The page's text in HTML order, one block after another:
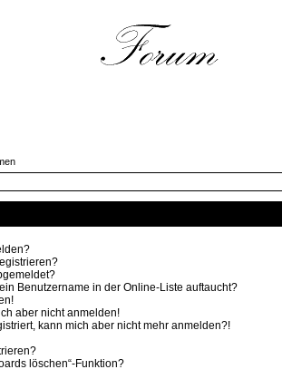
Benutzername in der Online-Liste auftaucht?
aber nicht anmelden!
kann mich aber nicht mehr anmelden?!
löschen“-Funktion?